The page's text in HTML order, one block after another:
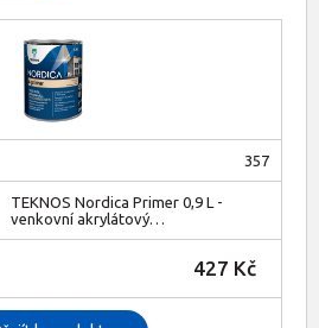
357
TEKNOS Nordica Primer 0,9 L -
venkovní akrylátový…
427 Kč